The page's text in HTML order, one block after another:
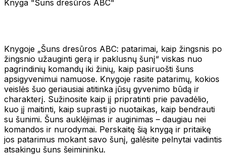
Knyga "Šuns dresūros ABC"
Knygoje „Šuns dresūros ABC: patarimai, kaip žingsnis po
žingsnio užauginti gerą ir paklusnų šunį“ viskas nuo
pagrindinių komandų iki žinių, kaip pasiruošti šuns
apsigyvenimui namuose. Knygoje rasite patarimų, kokios
veislės šuo geriausiai atitinka jūsų gyvenimo būdą ir
charakterį. Sužinosite kaip jį pripratinti prie pavadėlio,
kuo jį maitinti, kaip suprasti jo nuotaikas, kaip bendrauti
su šunimi. Šuns auklėjimas ir auginimas – daugiau nei
komandos ir nurodymai. Perskaitę šią knygą ir pritaikę
jos patarimus mokant savo šunį, galėsite pelnytai vadintis
atsakingu šuns šeimininku.